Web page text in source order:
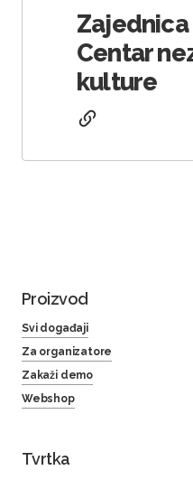
Centar
kulture
Proizvod
Svi događaji
Za organizatore
Zakaži demo
Webshop
Tvrtka